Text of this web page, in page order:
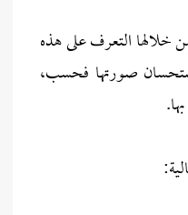
خلالها التعرف على هذه
صورتها فحسب،